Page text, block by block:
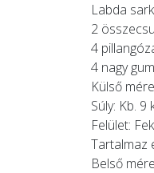
Labda
2
4
4 nagy
Külső
Súly: Kb. 9
Felület:
Tartalmaz
Belső